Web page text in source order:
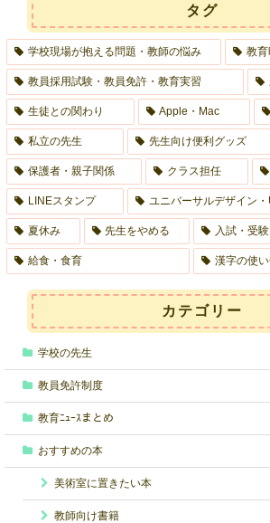
タグ
学校現場が抱える問題・教師の悩み 教
教員採用試験・教員免許・教育実習
生徒との関わり Apple・Mac
私立の先生 先生向け便利グッズ
保護者・親子関係 クラス担任
LINEスタンプ ユニバーサルデザイン・
夏休み 先生をやめる 入試・受験
給食・食育 漢字の使
カテゴリー
学校の先生
教員免許制度
教育ﾆｭｰｽまとめ
おすすめの本
美術室に置きたい本
教師向け書籍